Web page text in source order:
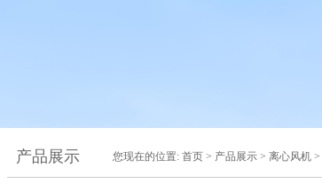
产品展示 您现在的位置: 首页 > 产品展示 > 离心风机 >